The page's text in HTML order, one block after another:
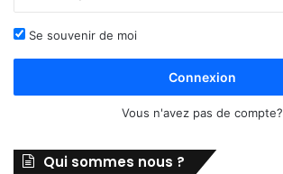
Se souvenir de moi
Connexion
Vous n'avez pas de compte?
Qui sommes nous ?